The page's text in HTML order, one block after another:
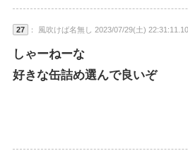
27 ： 風吹けば名無し 2023/07/29(土)
しゃーねーな
好きな缶詰め選んで良いぞ